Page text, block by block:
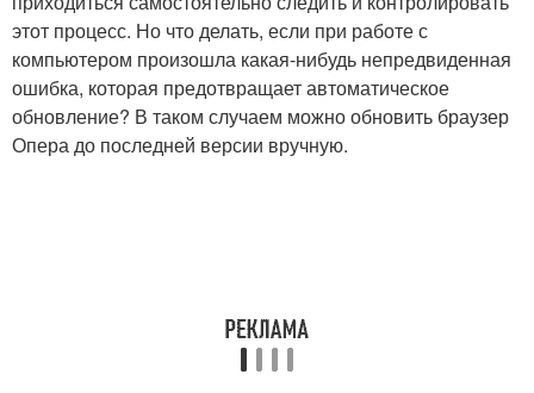
этот процесс. Но что делать, если при работе с
компьютером произошла какая-нибудь непредвиденная
ошибка, которая предотвращает автоматическое
обновление? В таком случаем можно обновить браузер
Опера до последней версии вручную.